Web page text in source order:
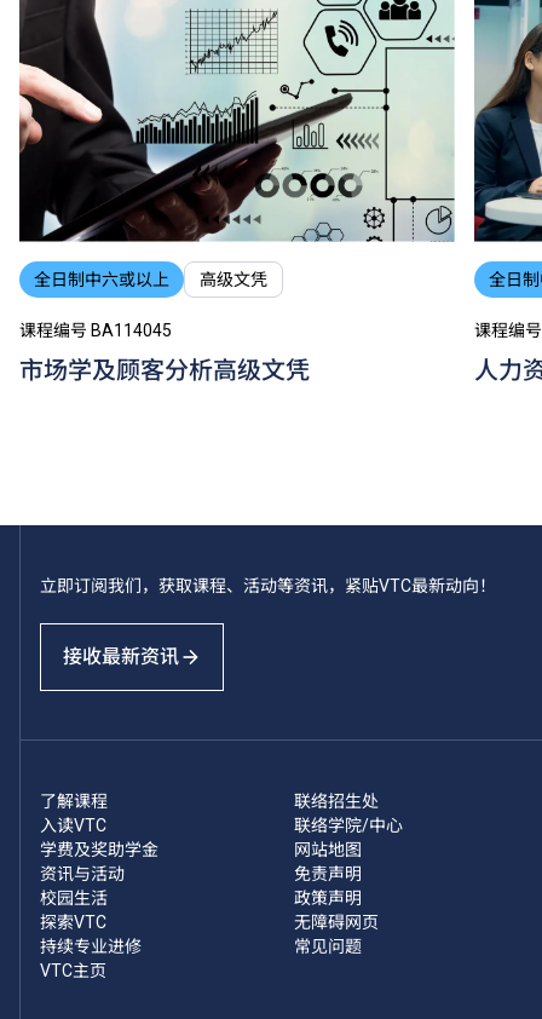
全日制中六或以上 高级文凭
课程编号 BA114045
市场学及顾客分析高级文凭
全日
课程编
人力
立即订阅我们，获取课程、活动等资讯，紧贴VTC最新动向！
接收最新资讯
了解课程
入读VTC
学费及奖助学金
资讯与活动
校园生活
探索VTC
持续专业进修
VTC主页
联络招生处
联络学院/中心
网站地图
免责声明
政策声明
无障碍网页
常见问题